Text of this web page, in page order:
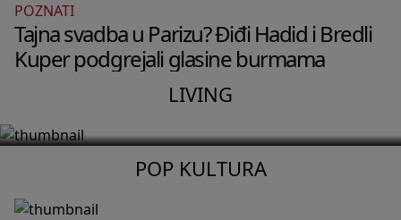
POZNATI
Tajna svadba u Parizu? Điđi Hadid i Bredli
Kuper podgrejali glasine burmama
LIVING
3
Maštate da se preselite na grčko
ostrvo? Ja sam to uradila pre 5 godina i
ovo je istina o mom životu na moru
POP KULTURA